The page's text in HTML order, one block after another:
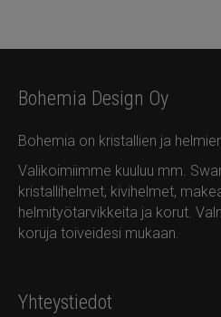
Bohemia Design Oy
Bohemia on kristallien ja
Valikoimiimme kuuluu mm.
kristallihelmet, kivihelmet,
helmityötarvikkeita ja korut.
koruja toiveidesi mukaan.
Yhteystiedot